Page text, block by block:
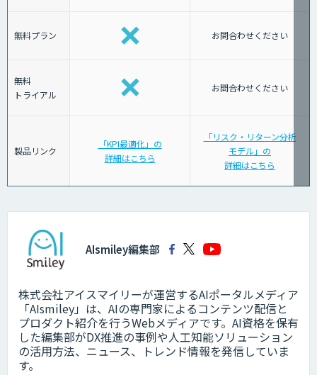
無料プラン お問合わせください
無料
トライアル
お問合わせください
製品リンク
「KPI最適化」の
詳細はこちら
「リスク・リターン分析
モデル」の
詳細はこちら
AIsmiley編集部
株式会社アイスマイリーが運営するAIポータルメディア
「AIsmiley」は、AIの専門家によるコンテンツ配信と
プロダクト紹介を行うWebメディアです。AI資格を保有
した編集部がDX推進の事例や人工知能ソリューション
の活用方法、ニュース、トレンド情報を発信していま
す。